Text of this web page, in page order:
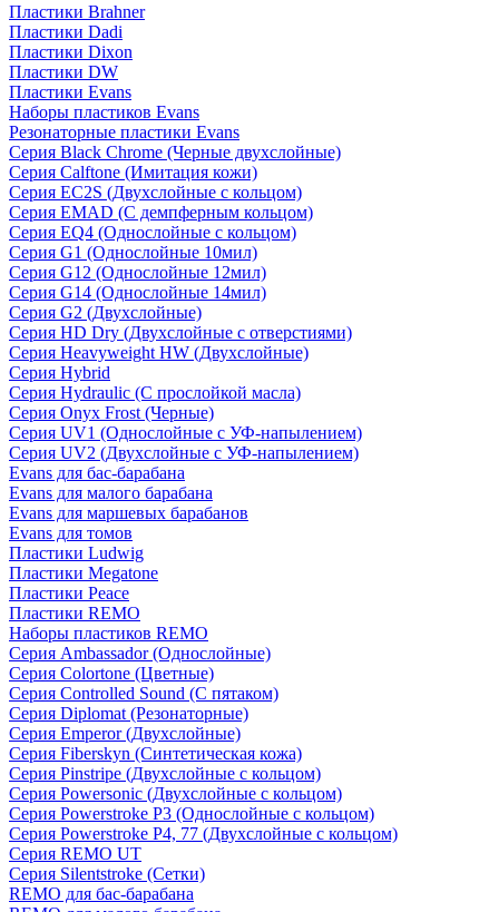
Пластики Brahner
Пластики Dadi
Пластики Dixon
Пластики DW
Пластики Evans
Наборы пластиков Evans
Резонаторные пластики Evans
Серия Black Chrome (Черные двухслойные)
Серия Calftone (Имитация кожи)
Серия EC2S (Двухслойные с кольцом)
Серия EMAD (С демпферным кольцом)
Серия EQ4 (Однослойные с кольцом)
Серия G1 (Однослойные 10мил)
Серия G12 (Однослойные 12мил)
Серия G14 (Однослойные 14мил)
Серия G2 (Двухслойные)
Серия HD Dry (Двухслойные с отверстиями)
Серия Heavyweight HW (Двухслойные)
Серия Hybrid
Серия Hydraulic (С прослойкой масла)
Серия Onyx Frost (Черные)
Серия UV1 (Однослойные с УФ-напылением)
Серия UV2 (Двухслойные с УФ-напылением)
Evans для бас-барабана
Evans для малого барабана
Evans для маршевых барабанов
Evans для томов
Пластики Ludwig
Пластики Megatone
Пластики Peace
Пластики REMO
Наборы пластиков REMO
Серия Ambassador (Однослойные)
Серия Colortone (Цветные)
Серия Controlled Sound (С пятаком)
Серия Diplomat (Резонаторные)
Серия Emperor (Двухслойные)
Серия Fiberskyn (Синтетическая кожа)
Серия Pinstripe (Двухслойные с кольцом)
Серия Powersonic (Двухслойные с кольцом)
Серия Powerstroke P3 (Однослойные с кольцом)
Серия Powerstroke P4, 77 (Двухслойные с кольцом)
Серия REMO UT
Серия Silentstroke (Сетки)
REMO для бас-барабана